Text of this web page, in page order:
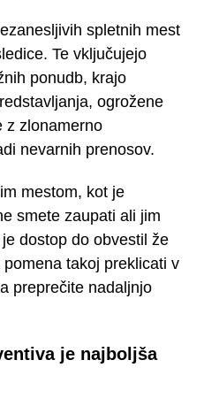
spletnih mest
Te vključujejo
ponudb, krajo
ogrožene
z zlonamerno
nevarnih prenosov.
mestom, kot je
smete zaupati ali jim
dostop do obvestil že
takoj preklicati v
preprečite nadaljnjo
je najboljša